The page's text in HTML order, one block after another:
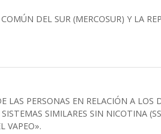
DEL SUR (MERCOSUR) Y LA
PERSONAS EN RELACIÓN A LOS
SIMILARES SIN NICOTINA
VAPEO».